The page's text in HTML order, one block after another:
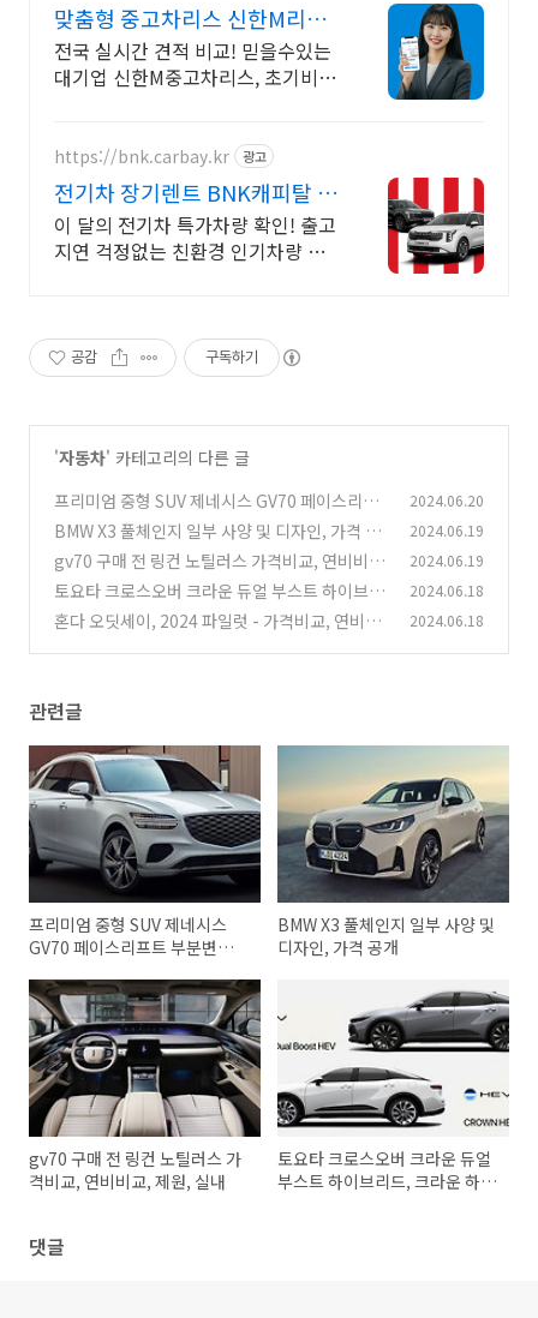
맞춤형 중고차리스 신한M리스
전국 중고차리스 실시간 견적
전국 실시간 견적 비교! 믿을수있는
대기업 신한M중고차리스, 초기비용
https://bnk.carbay.kr 광고
전기차 장기렌트 BNK캐피탈 전
기차 인기모델 타임특가
이 달의 전기차 특가차량 확인! 출고
지연 걱정없는 친환경 인기차량 선
공감 구독하기
'자동차' 카테고리의 다른 글
프리미엄 중형 SUV 제네시스 GV70 페이스리프
트 부분변경 시승기
(0)
2024.06.20
BMW X3 풀체인지 일부 사양 및 디자인, 가격 공
개
(0)
2024.06.19
gv70 구매 전 링컨 노틸러스 가격비교, 연비비
교, 제원, 실내 (0)
2024.06.19
토요타 크로스오버 크라운 듀얼 부스트 하이브리
드, 크라운 하이브리드 - 가격비교, 연비비교, 제
2024.06.18
혼다 오딧세이, 2024 파일럿 - 가격비교, 연비비
2024.06.18
관련글
프리미엄 중형 SUV 제네시스
GV70 페이스리프트 부분변경
BMW X3 풀체인지 일부 사양 및
디자인, 가격 공개
gv70 구매 전 링컨 노틸러스 가
격비교, 연비비교, 제원, 실내
토요타 크로스오버 크라운 듀얼
부스트 하이브리드, 크라운 하이
댓글